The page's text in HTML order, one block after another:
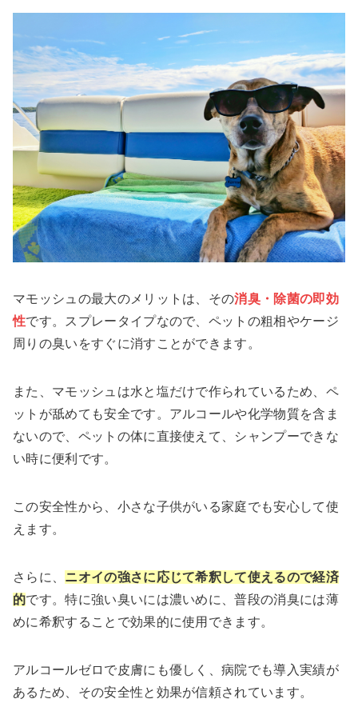
マモッシュの最大のメリットは、その消臭・除菌の即効
性です。スプレータイプなので、ペットの粗相やケージ
周りの臭いをすぐに消すことができます。
また、マモッシュは水と塩だけで作られているため、ペ
ットが舐めても安全です。アルコールや化学物質を含ま
ないので、ペットの体に直接使えて、シャンプーできな
い時に便利です。
この安全性から、小さな子供がいる家庭でも安心して使
えます。
さらに、 ニオイの強さに応じて希釈して使えるので経済
的です。特に強い臭いには濃いめに、普段の消臭には薄
めに希釈することで効果的に使用できます。
アルコールゼロで皮膚にも優しく、病院でも導入実績が
あるため、その安全性と効果が信頼されています。